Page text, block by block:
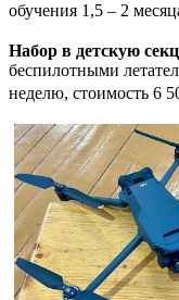
обучения 1,5 – 2
Набор в детскую
беспилотными
неделю, стоимость 6